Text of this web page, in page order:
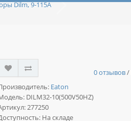
Dilm, 9-115A
0 отзывов/
Eaton
DILM32-10(500V50HZ)
277250
На складе